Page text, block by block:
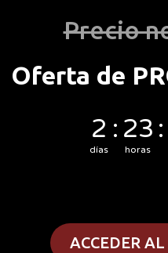
Precio
Oferta de
2
días
: 23
horas
:
ACCEDER